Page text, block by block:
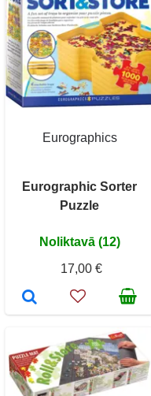
Eurographics
Eurographic Sorter
Puzzle
Noliktavā (12)
17,00 €